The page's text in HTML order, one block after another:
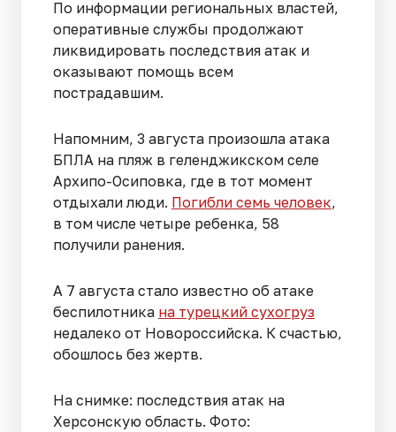
По информации региональных властей,
оперативные службы продолжают
ликвидировать последствия атак и
оказывают помощь всем
пострадавшим.
Напомним, 3 августа произошла атака
БПЛА на пляж в геленджикском селе
Архипо-Осиповка, где в тот момент
отдыхали люди. Погибли семь человек,
в том числе четыре ребенка, 58
получили ранения.
А 7 августа стало известно об атаке
беспилотника на турецкий сухогруз
недалеко от Новороссийска. К счастью,
обошлось без жертв.
На снимке: последствия атак на
Херсонскую область. Фото: